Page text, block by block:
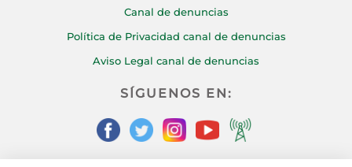
Canal de denuncias
Política de Privacidad canal de denuncias
Aviso Legal canal de denuncias
SÍGUENOS EN: